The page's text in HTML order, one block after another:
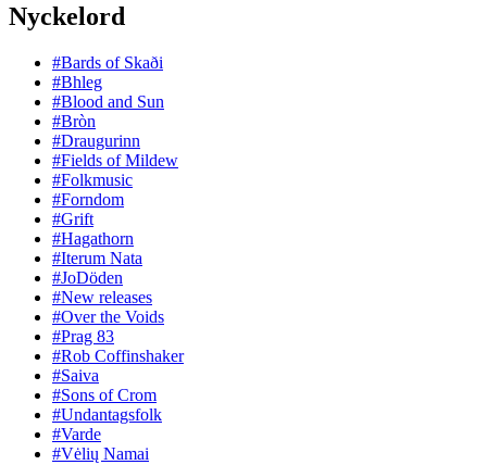
Nyckelord
#Bards of Skaði
#Bhleg
#Blood and Sun
#Bròn
#Draugurinn
#Fields of Mildew
#Folkmusic
#Forndom
#Grift
#Hagathorn
#Iterum Nata
#JoDöden
#New releases
#Over the Voids
#Prag 83
#Rob Coffinshaker
#Saiva
#Sons of Crom
#Undantagsfolk
#Varde
#Vėlių Namai